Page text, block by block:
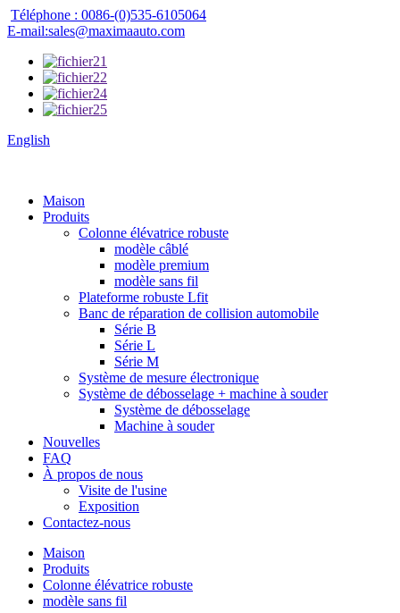
Téléphone : 0086-(0)535-6105064
E-mail:sales@maximaauto.com
English
Maison
Produits
Colonne élévatrice robuste
modèle câblé
modèle premium
modèle sans fil
Plateforme robuste Lfit
Banc de réparation de collision automobile
Série B
Série L
Série M
Système de mesure électronique
Système de débosselage + machine à souder
Système de débosselage
Machine à souder
Nouvelles
FAQ
À propos de nous
Visite de l'usine
Exposition
Contactez-nous
Maison
Produits
Colonne élévatrice robuste
modèle sans fil